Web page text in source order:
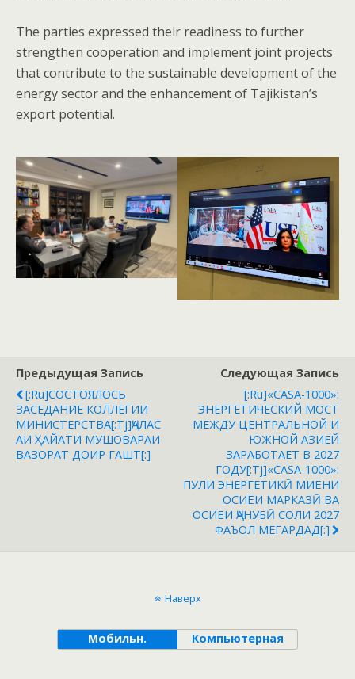
‎The parties expressed their readiness to further
strengthen cooperation and implement joint projects
that contribute to the sustainable development of the
energy sector and the enhancement of Tajikistan’s
export potential.
Предыдущая Запись
[:ru]СОСТОЯЛОСЬ
ЗАСЕДАНИЕ КОЛЛЕГИИ
МИНИСТЕРСТВА[:tj]‎ҶАЛАС
АИ ҲАЙАТИ МУШОВАРАИ
ВАЗОРАТ ДОИР ГАШТ[:]
Следующая Запись
[:ru]«CASA-1000»:
ЭНЕРГЕТИЧЕСКИЙ МОСТ
МЕЖДУ ЦЕНТРАЛЬНОЙ И
ЮЖНОЙ АЗИЕЙ
ЗАРАБОТАЕТ В 2027
ГОДУ[:tj]«CASA-1000»:
ПУЛИ ЭНЕРГЕТИКӢ МИЁНИ
ОСИЁИ МАРКАЗӢ ВА
ОСИЁИ ҶАНУБӢ СОЛИ 2027
ФАЪОЛ МЕГАРДАД[:]
Наверх
Мобильн. Компьютерная